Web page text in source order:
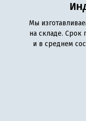
Мы
на складе. Срок
и в среднем